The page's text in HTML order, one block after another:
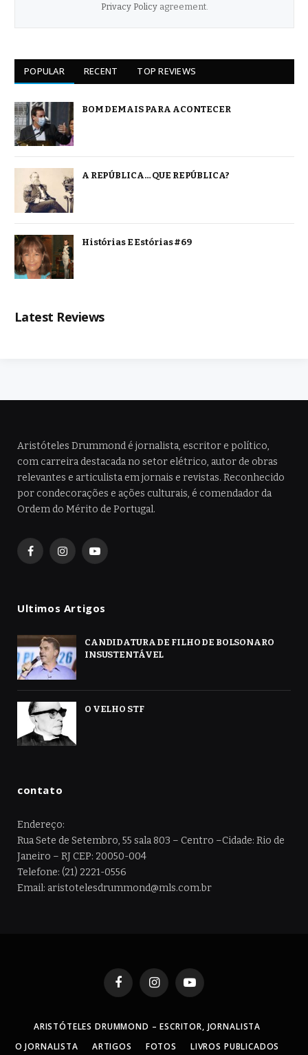
Privacy Policyagreement.
POPULAR RECENT TOP REVIEWS
BOM DEMAIS PARA ACONTECER
A REPÚBLICA… QUE REPÚBLICA?
Histórias E Estórias #69
Latest Reviews
Aristóteles Drummond é jornalista, escritor e político,
com carreira destacada no setor elétrico, autor de obras
relevantes e articulista em jornais e revistas. Reconhecido
por condecorações e ações culturais, é comendador da
Ordem do Mérito de Portugal.
FacebookInstagramYouTube
Ultimos Artigos
CANDIDATURA DE FILHO DE BOLSONARO
INSUSTENTÁVEL
O VELHO STF
contato
Endereço:
Rua Sete de Setembro, 55 sala 803 – Centro –Cidade: Rio de
Janeiro – RJ CEP: 20050-004
Telefone: (21) 2221-0556
Email: aristotelesdrummond@mls.com.br
FacebookInstagramYouTube
ARISTÓTELES DRUMMOND – ESCRITOR, JORNALISTA
O JORNALISTA
ARTIGOS FOTOS LIVROS PUBLICADOS